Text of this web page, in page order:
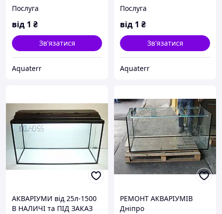
Послуга
від 1 ₴
Зв'язатися
Aquaterr
Послуга
від 1 ₴
Зв'язатися
Aquaterr
АКВАРІУМИ від 25л-1500
В НАЛИЧІ та ПІД ЗАКАЗ
РЕМОНТ АКВАРІУМІВ
Дніпро